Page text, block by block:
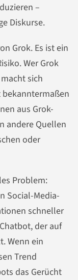
–
Diskurse.
Grok. Es ist ein
Wer Grok
sich
bekanntermaßen
aus Grok-
andere Quellen
oder
Problem:
Social-Media-
schneller
der auf
Wenn ein
Trend
das Gerücht